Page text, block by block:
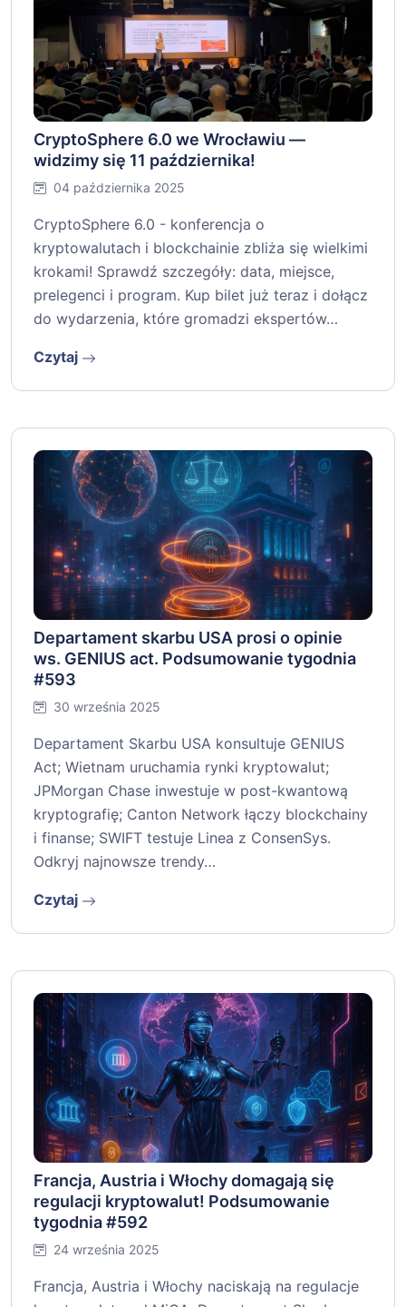
CryptoSphere 6.0 we Wrocławiu —
widzimy się 11 października!
04 października 2025
CryptoSphere 6.0 - konferencja o
kryptowalutach i blockchainie zbliża się wielkimi
krokami! Sprawdź szczegóły: data, miejsce,
prelegenci i program. Kup bilet już teraz i dołącz
do wydarzenia, które gromadzi ekspertów…
Czytaj
Departament skarbu USA prosi o opinie
ws. GENIUS act. Podsumowanie tygodnia
#593
30 września 2025
Departament Skarbu USA konsultuje GENIUS
Act; Wietnam uruchamia rynki kryptowalut;
JPMorgan Chase inwestuje w post-kwantową
kryptografię; Canton Network łączy blockchainy
i finanse; SWIFT testuje Linea z ConsenSys.
Odkryj najnowsze trendy…
Czytaj
Francja, Austria i Włochy domagają się
regulacji kryptowalut! Podsumowanie
tygodnia #592
24 września 2025
Francja, Austria i Włochy naciskają na regulacje